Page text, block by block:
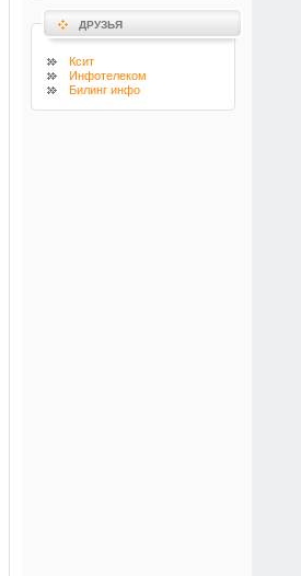
ДРУЗЬЯ
Ксит
Инфотелеком
Билинг инфо